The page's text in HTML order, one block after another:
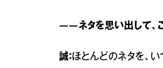
――ネタを思い出して、ご
誠：ほとんどのネタを、